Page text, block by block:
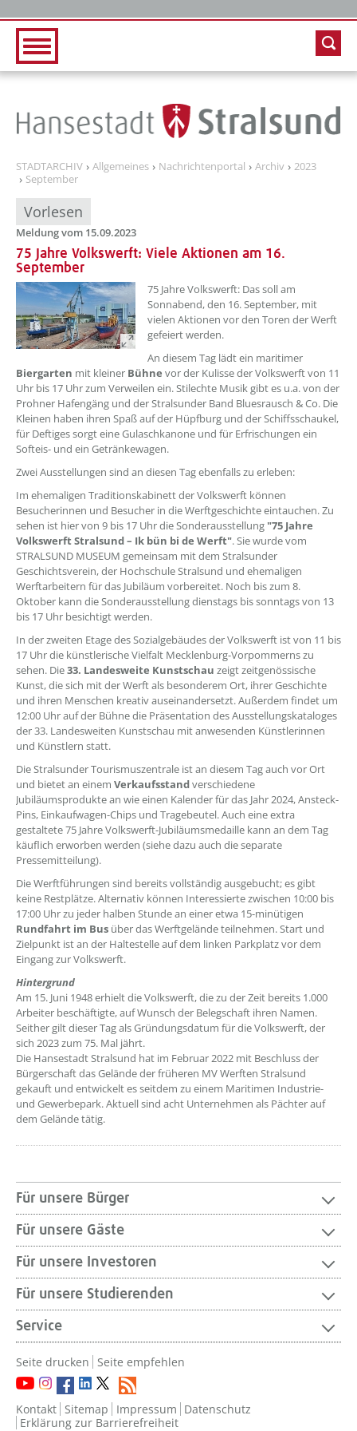
STADTARCHIV Allgemeines Nachrichtenportal Archiv
2023
September
Vorlesen
Meldung vom 15.09.2023
75 Jahre Volkswerft: Viele Aktionen am 16.
September
??? absaetzeOben[1]/titel ???
75 Jahre Volkswerft: Das soll am
Sonnabend, den 16. September, mit
vielen Aktionen vor den Toren der Werft
gefeiert werden.
An diesem Tag lädt ein maritimer
Biergarten mit kleiner Bühne vor der Kulisse der Volkswerft von 11
Uhr bis 17 Uhr zum Verweilen ein. Stilechte Musik gibt es u.a. von der
Prohner Hafengäng und der Stralsunder Band Bluesrausch & Co. Die
Kleinen haben ihren Spaß auf der Hüpfburg und der Schiffsschaukel,
für Deftiges sorgt eine Gulaschkanone und für Erfrischungen ein
Softeis- und ein Getränkewagen.
Zwei Ausstellungen sind an diesen Tag ebenfalls zu erleben:
Im ehemaligen Traditionskabinett der Volkswerft können
Besucherinnen und Besucher in die Werftgeschichte eintauchen. Zu
sehen ist hier von 9 bis 17 Uhr die Sonderausstellung "75 Jahre
Volkswerft Stralsund – Ik bün bi de Werft". Sie wurde vom
STRALSUND MUSEUM gemeinsam mit dem Stralsunder
Geschichtsverein, der Hochschule Stralsund und ehemaligen
Werftarbeitern für das Jubiläum vorbereitet. Noch bis zum 8.
Oktober kann die Sonderausstellung dienstags bis sonntags von 13
bis 17 Uhr besichtigt werden.
In der zweiten Etage des Sozialgebäudes der Volkswerft ist von 11 bis
17 Uhr die künstlerische Vielfalt Mecklenburg-Vorpommerns zu
sehen. Die33. Landesweite Kunstschau zeigt zeitgenössische
Kunst, die sich mit der Werft als besonderem Ort, ihrer Geschichte
und ihren Menschen kreativ auseinandersetzt. Außerdem findet um
12:00 Uhr auf der Bühne die Präsentation des Ausstellungskataloges
der 33. Landesweiten Kunstschau mit anwesenden Künstlerinnen
und Künstlern statt.
Die Stralsunder Tourismuszentrale ist an diesem Tag auch vor Ort
und bietet an einem Verkaufsstandverschiedene
Jubiläumsprodukte an wie einen Kalender für das Jahr 2024, Ansteck-
Pins, Einkaufwagen-Chips und Tragebeutel. Auch eine extra
gestaltete 75 Jahre Volkswerft-Jubiläumsmedaille kann an dem Tag
käuflich erworben werden (siehe dazu auch die separate
Pressemitteilung).
Die Werftführungen sind bereits vollständig ausgebucht; es gibt
keine Restplätze. Alternativ können Interessierte zwischen 10:00 bis
17:00 Uhr zu jeder halben Stunde an einer etwa 15-minütigen
Rundfahrt im Bus über das Werftgelände teilnehmen. Start und
Zielpunkt ist an der Haltestelle auf dem linken Parkplatz vor dem
Eingang zur Volkswerft.
Hintergrund
Am 15. Juni 1948 erhielt die Volkswerft, die zu der Zeit bereits 1.000
Arbeiter beschäftigte, auf Wunsch der Belegschaft ihren Namen.
Seither gilt dieser Tag als Gründungsdatum für die Volkswerft, der
sich 2023 zum 75. Mal jährt.
Die Hansestadt Stralsund hat im Februar 2022 mit Beschluss der
Bürgerschaft das Gelände der früheren MV Werften Stralsund
gekauft und entwickelt es seitdem zu einem Maritimen Industrie-
und Gewerbepark. Aktuell sind acht Unternehmen als Pächter auf
dem Gelände tätig.
Für unsere Bürger
Für unsere Gäste
Für unsere Investoren
Für unsere Studierenden
Service
Seite drucken Seite empfehlen
Kontakt Sitemap Impressum Datenschutz
Erklärung zur Barrierefreiheit